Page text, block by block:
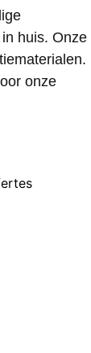
huis. Onze
onze